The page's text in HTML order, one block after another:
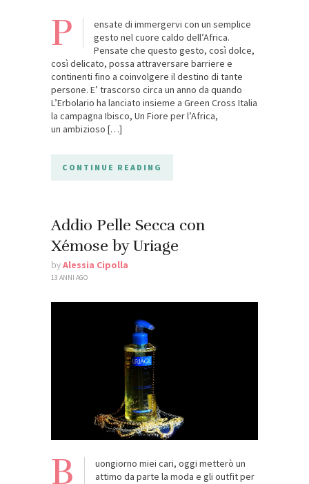
P
ensate di immergervi con un semplice
gesto nel cuore caldo dell’Africa.
Pensate che questo gesto, così dolce,
così delicato, possa attraversare barriere e
continenti fino a coinvolgere il destino di tante
persone. E’ trascorso circa un anno da quando
L’Erbolario ha lanciato insieme a Green Cross Italia
la campagna Ibisco, Un Fiore per l’Africa,
un ambizioso […]
CONTINUE READING
Addio Pelle Secca con
Xémose by Uriage
byAlessia Cipolla
13 ANNI AGO
B
uongiorno miei cari, oggi metterò un
attimo da parte la moda e gli outfit per